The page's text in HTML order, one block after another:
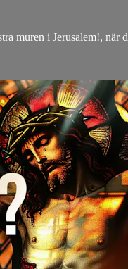
muren i Jerusalem!, när